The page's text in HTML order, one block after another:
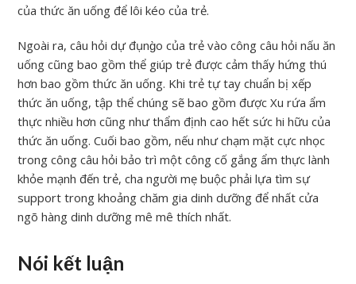
của thức ăn uống để lôi kéo của trẻ.
Ngoài ra, câu hỏi dự đụng̀o của trẻ vào công câu hỏi nấu ăn
uống cũng bao gồm thể giúp trẻ được cảm thấy hứng thú
hơn bao gồm thức ăn uống. Khi trẻ tự tay chuẩn bị xếp
thức ăn uống, tập thể chúng sẽ bao gồm được Xu rứa ẩm
thực nhiều hơn cũng như thẩm định cao hết sức hi hữu của
thức ăn uống. Cuối bao gồm, nếu như chạm mặt cực nhọc
trong công câu hỏi bảo trì một công cố gắng ẩm thực lành
khỏe mạnh đến trẻ, cha người mẹ buộc phải lựa tìm sự
support trong khoảng chăm gia dinh dưỡng để nhất cửa
ngõ hàng dinh dưỡng mê mê thích nhất.
Nói kết luận